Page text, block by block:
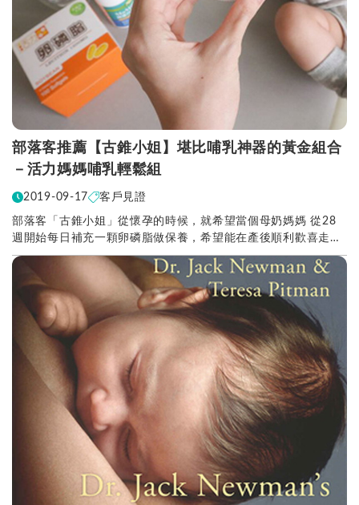
部落客推薦【古錐小姐】堪比哺乳神器的黃金組合
－活力媽媽哺乳輕鬆組
2019-09-17 客戶見證
部落客「古錐小姐」從懷孕的時候，就希望當個母奶媽媽 從28
週開始每日補充一顆卵磷脂做保養，希望能在產後順利歡喜走向
哺乳的康莊大道。